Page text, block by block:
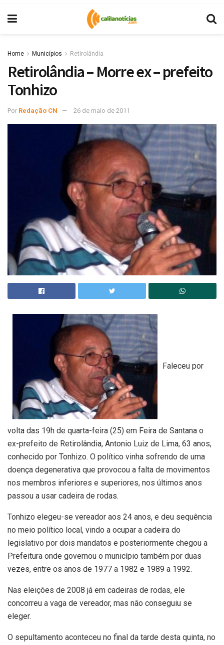
Home Municípios Retirolândia
Retirolândia – Morre ex – prefeito
Tonhizo
Por Redação CN 26 de maio de 2011
Faleceu por
volta das 19h de quarta-feira (25) em Feira de Santana o
ex-prefeito de Retirolândia, Antonio Luiz de Lima, 63 anos,
conhecido por Tonhizo. O político vinha sofrendo de uma
doença degenerativa que provocou a falta de movimentos
nos membros inferiores e superiores, nos últimos anos
passou a usar cadeira de rodas.
Tonhizo elegeu-se vereador aos 24 anos, e deu sequência
no meio político local, vindo a ocupar a cadeira do
legislativo por dois mandatos e posteriormente chegou a
Prefeitura onde governou o município também por duas
vezes, entre os anos de 1977 a 1982 e 1989 a 1992.
Nas eleições de 2008 já em cadeiras de rodas, ele
concorreu a vaga de vereador, mas não conseguiu se
eleger.
O sepultamento aconteceu no final da tarde desta quinta, no